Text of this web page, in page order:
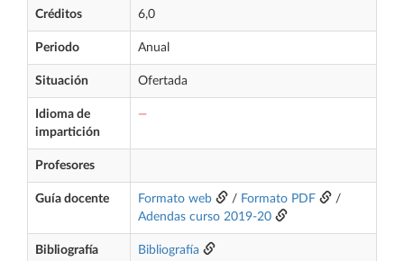
Créditos 6,0
Periodo Anual
Situación Ofertada
Idioma de
impartición
—
Profesores
Guía docente Formato web / Formato PDF
/
Adendas curso 2019-20
Bibliografía
Bibliografía